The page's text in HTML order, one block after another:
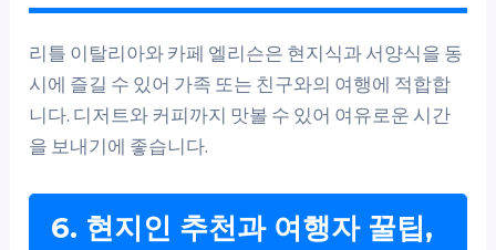
리틀 이탈리아와 카페 엘리슨은 현지식과 서양식을 동
시에 즐길 수 있어 가족 또는 친구와의 여행에 적합합
니다. 디저트와 커피까지 맛볼 수 있어 여유로운 시간
을 보내기에 좋습니다.
6. 현지인 추천과 여행자 꿀팁,